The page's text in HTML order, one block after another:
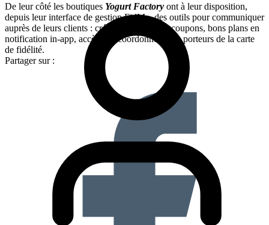
De leur côté les boutiques Yogurt Factory ont à leur disposition,
depuis leur interface de gestion FidMe, des outils pour communiquer
auprès de leurs clients : création et envoi de coupons, bons plans en
notification in-app, accès aux coordonnées des porteurs de la carte
de fidélité.
Partager sur :